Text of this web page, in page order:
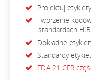
Projektuj
Tworzenie
standardach
Dokładne
Standardy
FDA 21 CFR